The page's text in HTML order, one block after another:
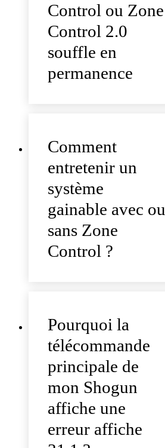
Control ou Zone
Control 2.0
souffle en
permanence
Comment
entretenir un
système
gainable avec ou
sans Zone
Control ?
Pourquoi la
télécommande
principale de
mon Shogun
affiche une
erreur affiche